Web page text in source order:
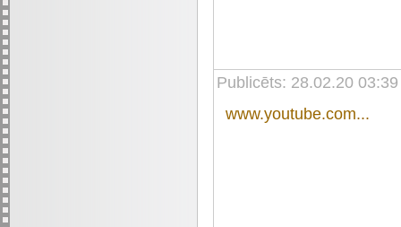
Publicēts: 28.02.20 03:39
www.youtube.com...